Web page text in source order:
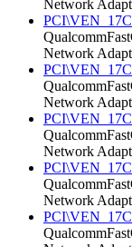
Network
Network
Network
Network
Network